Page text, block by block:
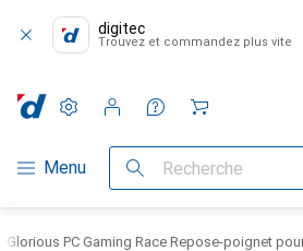
digitec
Trouvez et commandez plus vite
Navigation par catégorie
Menu Recherche
Paramètres
Compte client
Listes de comparaison
Listes d'envies
Panier
Glorious PC Gaming Race Repose-poignet